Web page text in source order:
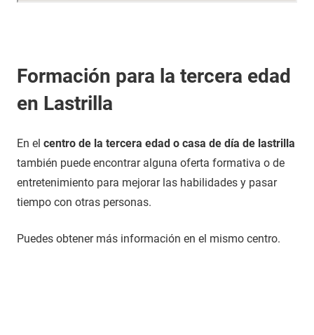
Formación para la tercera edad
en Lastrilla
En el centro de la tercera edad o casa de día de lastrilla
también puede encontrar alguna oferta formativa o de
entretenimiento para mejorar las habilidades y pasar
tiempo con otras personas.
Puedes obtener más información en el mismo centro.